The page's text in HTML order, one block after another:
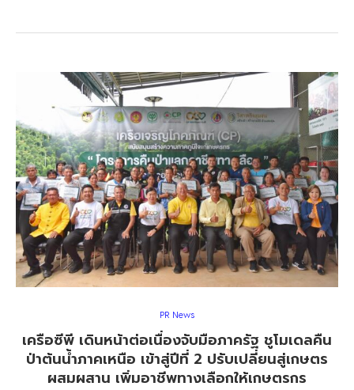
PR News
เครือซีพี เดินหน้าต่อเนื่องจับมือภาครัฐ ชูโมเดลคืน
ป่าต้นน้ำภาคเหนือ เข้าสู่ปีที่ 2 ปรับเปลี่ยนสู่เกษตร
ผสมผสาน เพิ่มอาชีพทางเลือกให้เกษตรกร